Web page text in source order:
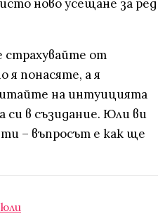
ново усещане за ред
страхувайте от
я понасяте, а я
на интуицията
в съзидание. Юли ви
– въпросът е как ще